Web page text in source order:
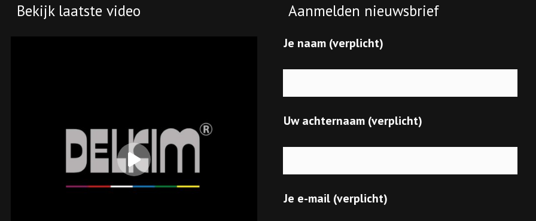
Bekijk laatste video Aanmelden nieuwsbrief
Je naam (verplicht)
Uw achternaam (verplicht)
Je e-mail (verplicht)